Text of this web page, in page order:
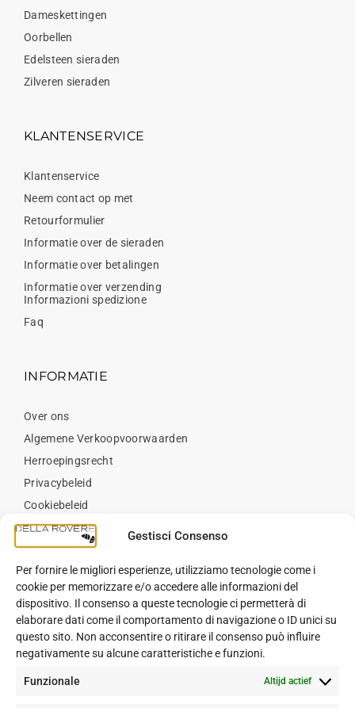
Gestisci Consenso
Per fornire le migliori esperienze, utilizziamo tecnologie come i
cookie per memorizzare e/o accedere alle informazioni del
dispositivo. Il consenso a queste tecnologie ci permetterà di
elaborare dati come il comportamento di navigazione o ID unici su
questo sito. Non acconsentire o ritirare il consenso può influire
negativamente su alcune caratteristiche e funzioni.
Funzionale Altijd actief
Dameskettingen
Oorbellen
Edelsteen sieraden
Zilveren sieraden
KLANTENSERVICE
Klantenservice
Neem contact op met
Retourformulier
Informatie over de sieraden
Informatie over betalingen
Informatie over verzending
Informazioni spedizione
Faq
INFORMATIE
Over ons
Algemene Verkoopvoorwaarden
Herroepingsrecht
Privacybeleid
Cookiebeleid
Neem contact op met
BLOG
Blog